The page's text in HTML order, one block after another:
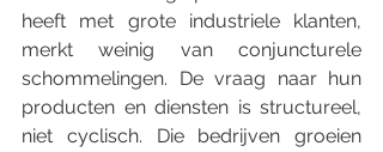
heeft met grote industriele klanten,
merkt weinig van conjuncturele
schommelingen. De vraag naar hun
producten en diensten is structureel,
niet cyclisch. Die bedrijven groeien